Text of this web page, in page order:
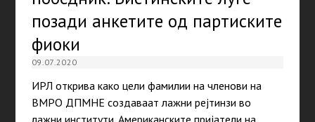
позади анкетите од партиските
фиоки
09.07.2020
ИРЛ открива како цели фамилии на членови на
ВМРО ДПМНЕ создаваат лажни рејтинзи во
лажни институти. Американските пријатели на